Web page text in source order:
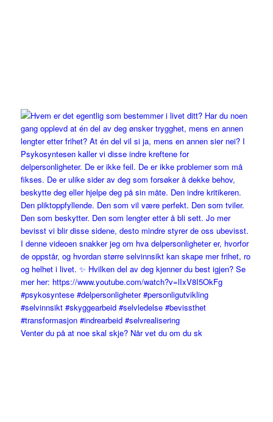
Venter du på at noe skal skje? Når vet du om du sk